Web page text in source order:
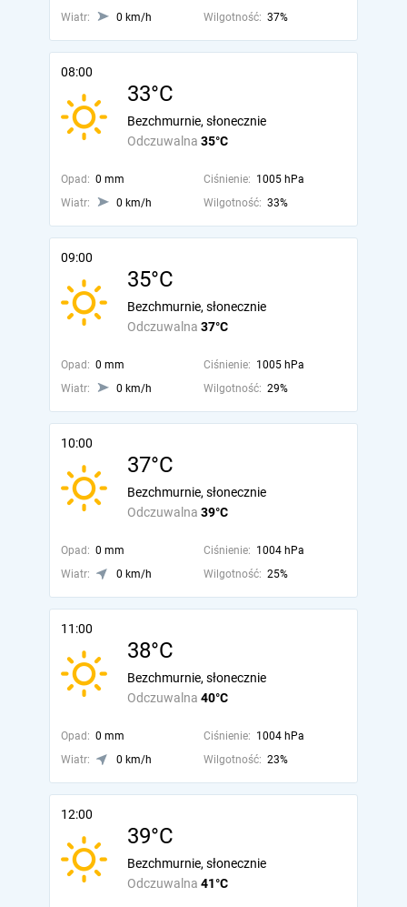
Wiatr: 0 km/h Wilgotność: 37%
08:00
33°C
Odczuwalna 35°C
Bezchmurnie, słonecznie
Opad: 0 mm Ciśnienie: 1005 hPa
Wiatr:
0 km/h Wilgotność: 33%
09:00
35°C
Odczuwalna 37°C
Bezchmurnie, słonecznie
Opad: 0 mm Ciśnienie: 1005 hPa
Wiatr:
0 km/h Wilgotność: 29%
10:00
37°C
Odczuwalna 39°C
Bezchmurnie, słonecznie
Opad: 0 mm Ciśnienie: 1004 hPa
Wiatr:
0 km/h Wilgotność: 25%
11:00
38°C
Odczuwalna 40°C
Bezchmurnie, słonecznie
Opad: 0 mm Ciśnienie: 1004 hPa
Wiatr:
0 km/h Wilgotność: 23%
12:00
39°C
Odczuwalna 41°C
Bezchmurnie, słonecznie